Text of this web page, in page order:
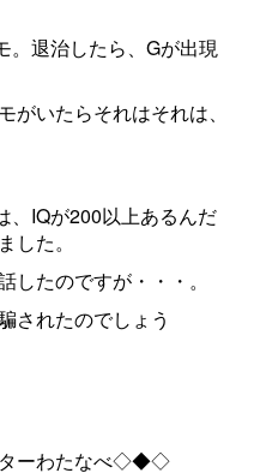
。退治したら、Gが出現
がいたらそれはそれは、
、IQが200以上あるんだ
した。
したのですが・・・。
されたのでしょう
ーわたなべ◇◆◇